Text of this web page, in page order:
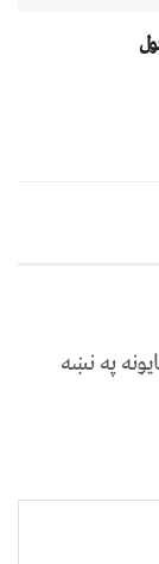
په نښه